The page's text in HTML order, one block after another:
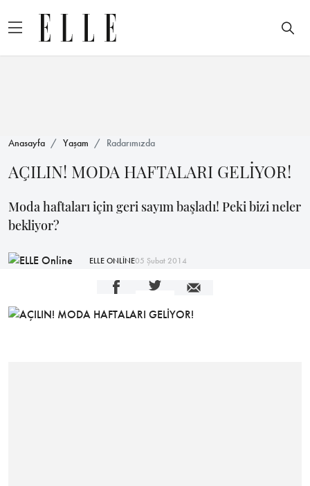
Anasayfa Yaşam Radarımızda
AÇILIN! MODA HAFTALARI GELİYOR!
Moda haftaları için geri sayım başladı! Peki bizi neler
bekliyor?
ELLE ONLİNE05 Şubat 2014